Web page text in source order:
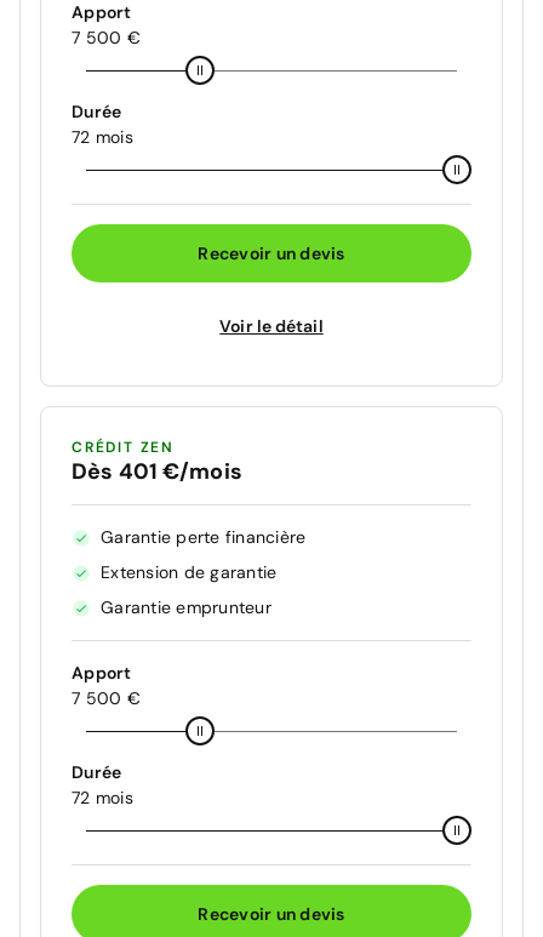
Apport
7 500 €
Durée
72 mois
Recevoir un devis
Voir le détail
CRÉDIT ZEN
Dès 401 €/mois
Garantie perte financière
Extension de garantie
Garantie emprunteur
Apport
7 500 €
Durée
72 mois
Recevoir un devis